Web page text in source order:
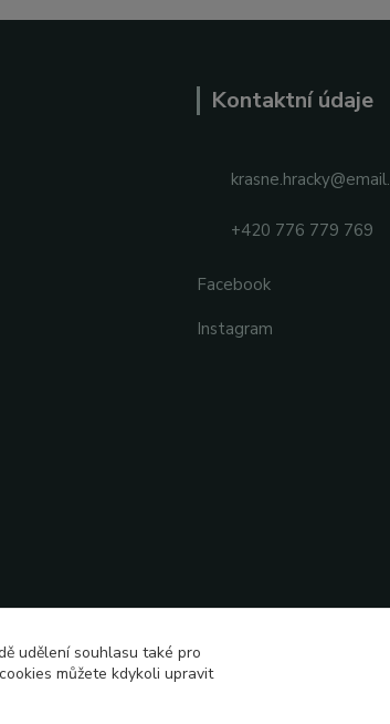
Kontaktní údaje
+420 776 779 769
Facebook
Instagram
udělení souhlasu také pro
můžete kdykoli upravit